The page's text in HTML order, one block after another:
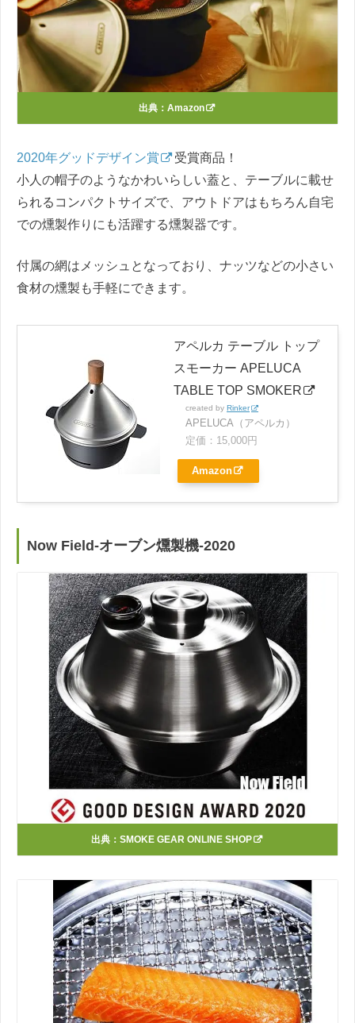
出典： Amazon
2020年グッドデザイン賞
受賞商品！
小人の帽子のようなかわいらしい蓋と、テーブルに載せ
られるコンパクトサイズで、アウトドアはもちろん自宅
での燻製作りにも活躍する燻製器です。
付属の網はメッシュとなっており、ナッツなどの小さい
食材の燻製も手軽にできます。
アペルカ テーブル トップ
スモーカー APELUCA
TABLE TOP SMOKER
created by Rinker
APELUCA（アペルカ）
定価：15,000円
Amazon
Now Field-オーブン燻製機-2020
出典： SMOKE GEAR ONLINE SHOP